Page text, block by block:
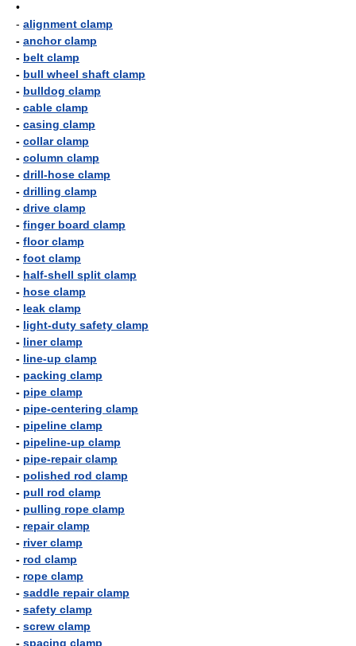
•
- alignment clamp
- anchor clamp
- belt clamp
- bull wheel shaft clamp
- bulldog clamp
- cable clamp
- casing clamp
- collar clamp
- column clamp
- drill-hose clamp
- drilling clamp
- drive clamp
- finger board clamp
- floor clamp
- foot clamp
- half-shell split clamp
- hose clamp
- leak clamp
- light-duty safety clamp
- liner clamp
- line-up clamp
- packing clamp
- pipe clamp
- pipe-centering clamp
- pipeline clamp
- pipeline-up clamp
- pipe-repair clamp
- polished rod clamp
- pull rod clamp
- pulling rope clamp
- repair clamp
- river clamp
- rod clamp
- rope clamp
- saddle repair clamp
- safety clamp
- screw clamp
- spacing clamp